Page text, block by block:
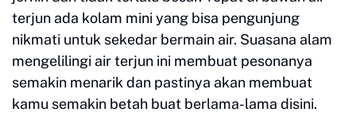
terjun ada kolam mini yang bisa pengunjung
nikmati untuk sekedar bermain air. Suasana alam
mengelilingi air terjun ini membuat pesonanya
semakin menarik dan pastinya akan membuat
kamu semakin betah buat berlama-lama disini.